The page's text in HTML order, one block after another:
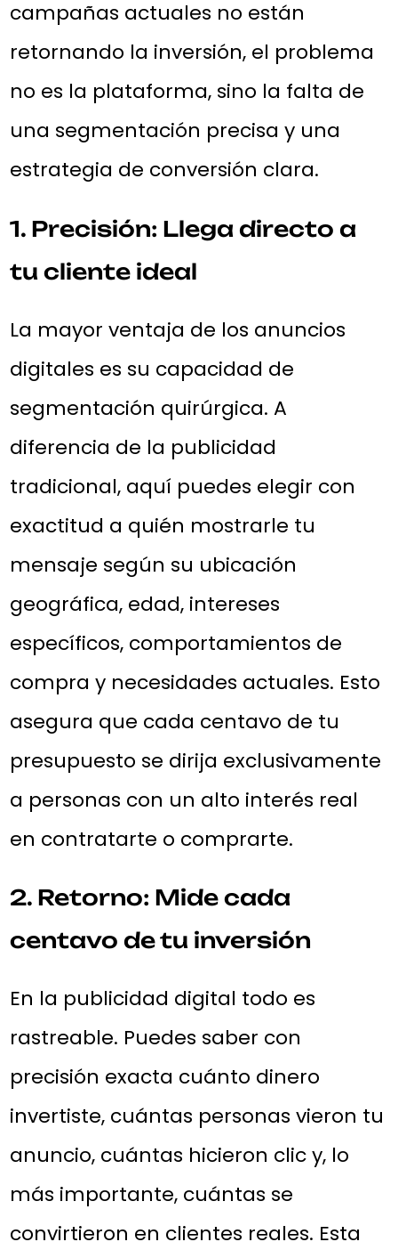
campañas actuales no están
retornando la inversión, el problema
no es la plataforma, sino la falta de
una segmentación precisa y una
estrategia de conversión clara.
1. Precisión: Llega directo a
tu cliente ideal
La mayor ventaja de los anuncios
digitales es su capacidad de
segmentación quirúrgica. A
diferencia de la publicidad
tradicional, aquí puedes elegir con
exactitud a quién mostrarle tu
mensaje según su ubicación
geográfica, edad, intereses
específicos, comportamientos de
compra y necesidades actuales. Esto
asegura que cada centavo de tu
presupuesto se dirija exclusivamente
a personas con un alto interés real
en contratarte o comprarte.
2. Retorno: Mide cada
centavo de tu inversión
En la publicidad digital todo es
rastreable. Puedes saber con
precisión exacta cuánto dinero
invertiste, cuántas personas vieron tu
anuncio, cuántas hicieron clic y, lo
más importante, cuántas se
convirtieron en clientes reales. Esta